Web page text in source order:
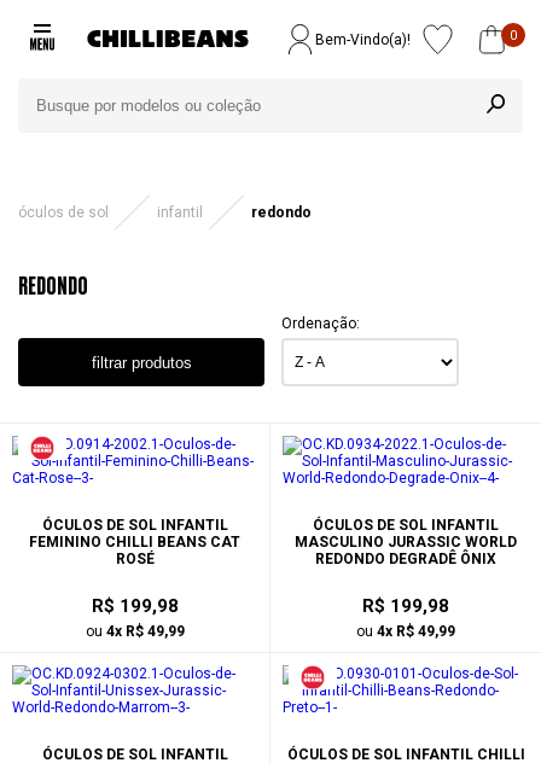
Bem-Vindo(a)! 0
óculos de sol infantil redondo
REDONDO
Ordenação:
filtrar produtos
ÓCULOS DE SOL INFANTIL
FEMININO CHILLI BEANS CAT
ROSÉ
R$ 199,98
ou 4x R$ 49,99
ÓCULOS DE SOL INFANTIL
MASCULINO JURASSIC WORLD
REDONDO DEGRADÊ ÔNIX
R$ 199,98
ou 4x R$ 49,99
ÓCULOS DE SOL INFANTIL
ÓCULOS DE SOL INFANTIL CHILLI